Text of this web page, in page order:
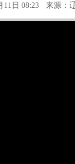
11日 08:23 来源：